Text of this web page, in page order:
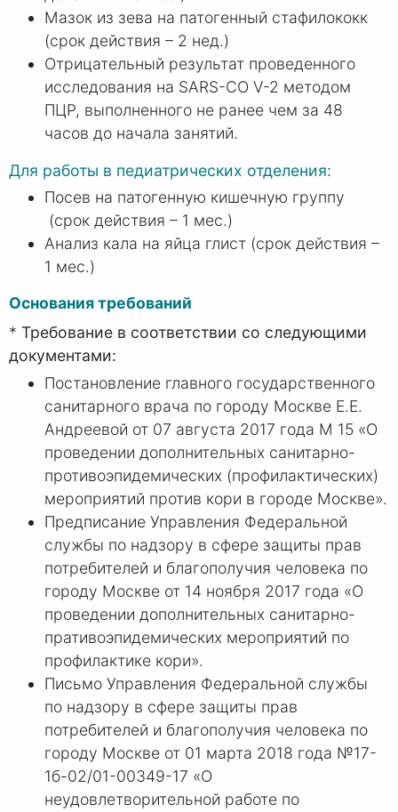
Мазок из зева на патогенный стафилококк
(срок действия – 2 нед.)
Отрицательный результат проведенного
исследования на SARS-CO V-2 методом
ПЦР, выполненного не ранее чем за 48
часов до начала занятий.
Для работы в педиатрических отделения:
Посев на патогенную кишечную группу
(срок действия – 1 мес.)
Анализ кала на яйца глист (срок действия –
1 мес.)
Основания требований
* Требование в соответствии со следующими
документами:
Постановление главного государственного
санитарного врача по городу Москве Е.Е.
Андреевой от 07 августа 2017 года М 15 «О
проведении дополнительных санитарно-
противоэпидемических (профилактических)
мероприятий против кори в городе Москве».
Предписание Управления Федеральной
службы по надзору в сфере защиты прав
потребителей и благополучия человека по
городу Москве от 14 ноября 2017 года «О
проведении дополнительных санитарно-
пративоэпидемических мероприятий по
профилактике кори».
Письмо Управления Федеральной службы
по надзору в сфере защиты прав
потребителей и благополучия человека по
городу Москве от 01 марта 2018 года №17-
1б-02/01-00349-17 «О
неудовлетворительной работе по